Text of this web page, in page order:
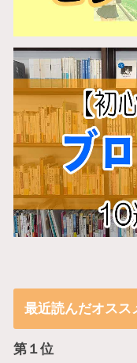
最近読んだオスス
第１位